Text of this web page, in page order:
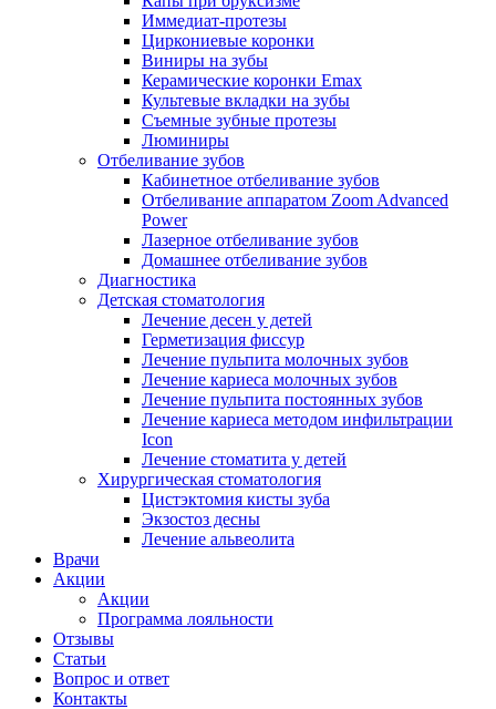
Иммедиат-протезы
Циркониевые коронки
Виниры на зубы
Керамические коронки Emax
Культевые вкладки на зубы
Съемные зубные протезы
Люминиры
Отбеливание зубов
Кабинетное отбеливание зубов
Отбеливание аппаратом Zoom Advanced
Power
Лазерное отбеливание зубов
Домашнее отбеливание зубов
Диагностика
Детская стоматология
Лечение десен у детей
Герметизация фиссур
Лечение пульпита молочных зубов
Лечение кариеса молочных зубов
Лечение пульпита постоянных зубов
Лечение кариеса методом инфильтрации
Icon
Лечение стоматита у детей
Хирургическая стоматология
Цистэктомия кисты зуба
Экзостоз десны
Лечение альвеолита
Врачи
Акции
Акции
Программа лояльности
Отзывы
Статьи
Вопрос и ответ
Контакты